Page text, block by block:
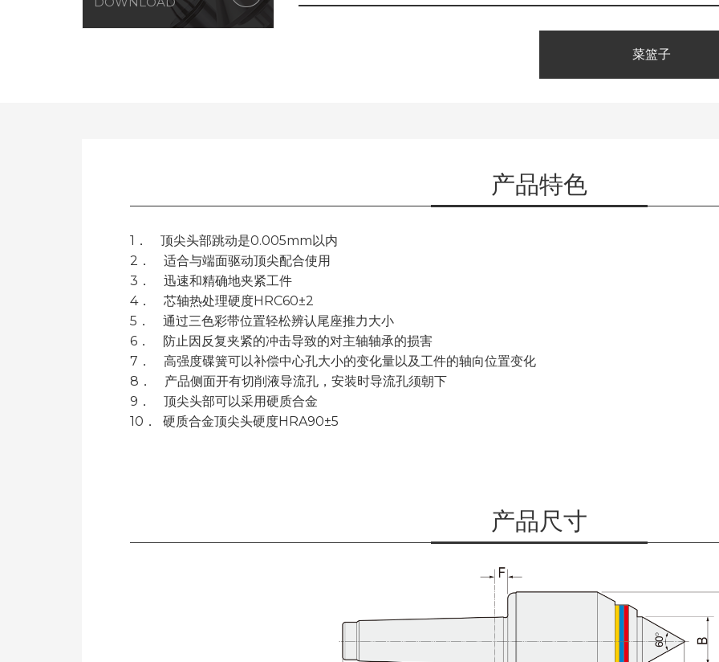
菜篮子
产品特色
1． 顶尖头部跳动是0.005mm以内
2． 适合与端面驱动顶尖配合使用
3． 迅速和精确地夹紧工件
4． 芯轴热处理硬度HRC60±2
5． 通过三色彩带位置轻松辨认尾座推力大小
6． 防止因反复夹紧的冲击导致的对主轴轴承的损害
7． 高强度碟簧可以补偿中心孔大小的变化量以及工件的轴向位置变化
8． 产品侧面开有切削液导流孔，安装时导流孔须朝下
9． 顶尖头部可以采用硬质合金
10． 硬质合金顶尖头硬度HRA90±5
产品尺寸